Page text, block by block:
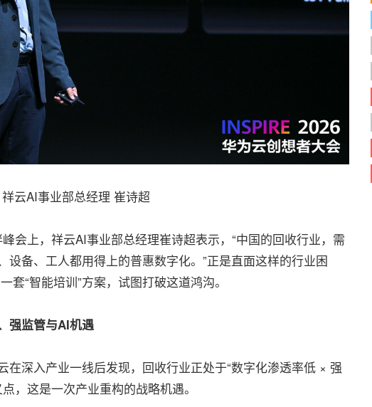
祥云AI事业部总经理 崔诗超
会上，祥云AI事业部总经理崔诗超表示，“中国的回收行业，需
设备、工人都用得上的普惠数字化。”正是直面这样的行业困
“智能培训”方案，试图打破这道鸿沟。
强监管与AI机遇
在深入产业一线后发现，回收行业正处于“数字化渗透率低 × 强
，这是一次产业重构的战略机遇。